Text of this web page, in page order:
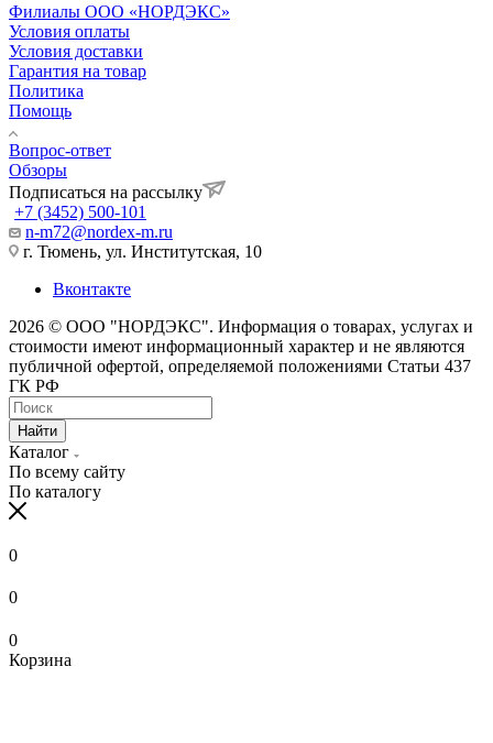
Филиалы ООО «НОРДЭКС»
Условия оплаты
Условия доставки
Гарантия на товар
Политика
Помощь
Вопрос-ответ
Обзоры
Подписаться на рассылку
+7 (3452) 500-101
n-m72@nordex-m.ru
г. Тюмень, ул. Институтская, 10
Вконтакте
2026 © ООО "НОРДЭКС". Информация о товарах, услугах и
стоимости имеют информационный характер и не являются
публичной офертой, определяемой положениями Статьи 437
ГК РФ
Найти
Каталог
По всему сайту
По каталогу
0
0
0
Корзина